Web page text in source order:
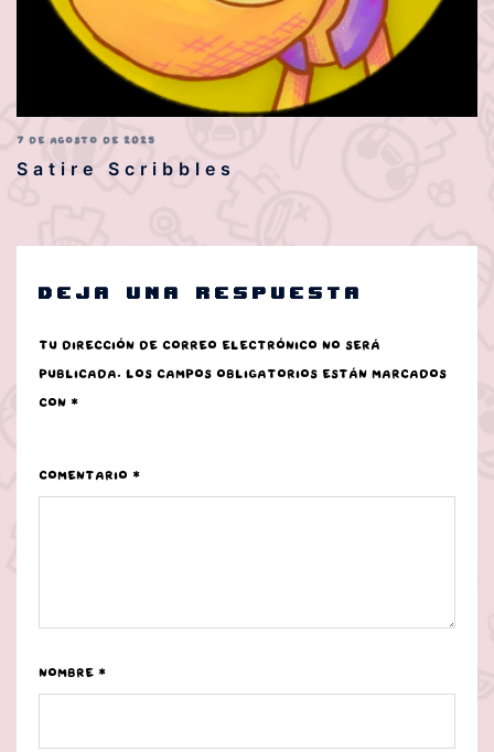
7 DE AGOSTO DE 2025
Satire Scribbles
Deja una respuesta
Tu dirección de correo electrónico no será
publicada. Los campos obligatorios están marcados
con *
Comentario *
Nombre *